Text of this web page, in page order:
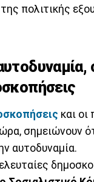
πολιτικής
και οι
σημειώνουν
αυτοδυναμία.